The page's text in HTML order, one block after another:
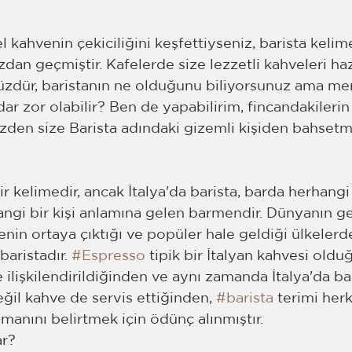
kahvenin çekiciliğini keşfettiyseniz, barista
geçmiştir. Kafelerde size lezzetli kahveleri
baristanın ne olduğunu biliyorsunuz ama
zor olabilir? Ben de yapabilirim, fincandakilerin
size Barista adındaki gizemli kişiden
kelimedir, ancak İtalya'da barista, barda
bir kişi anlamına gelen barmendir. Dünyanın
ortaya çıktığı ve popüler hale geldiği
#Espresso tipik bir İtalyan kahvesi
ilişkilendirildiğinden ve aynı zamanda İtalya'da
kahve de servis ettiğinden, #barista terimi
belirtmek için ödünç alınmıştır.